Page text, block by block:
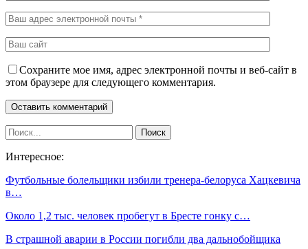
Сохраните мое имя, адрес электронной почты и веб-сайт в
этом браузере для следующего комментария.
Интересное:
Футбольные болельщики избили тренера-белоруса Хацкевича
в…
Около 1,2 тыс. человек пробегут в Бресте гонку с…
В страшной аварии в России погибли два дальнобойщика